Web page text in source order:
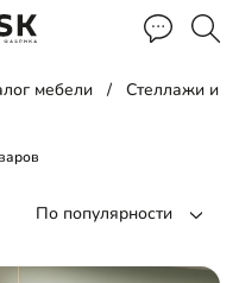
мебели Стеллажи и
По популярности